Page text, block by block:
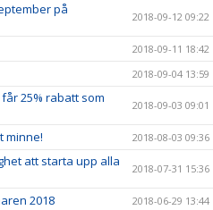
på
2018-09-12 09:22
2018-09-11 18:42
2018-09-04 13:59
25% rabatt som
2018-09-03 09:01
minne! 2018-08-03 09:36
att starta upp alla
2018-07-31 15:36
2018 2018-06-29 13:44